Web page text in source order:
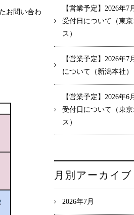
お問い合わ
【営業予定】2026年7
受付日について（東京
ス）
【営業予定】2026年7
について（新潟本社）
【営業予定】2026年6
受付日について（東京
ス）
月別アーカイブ
2026年7月